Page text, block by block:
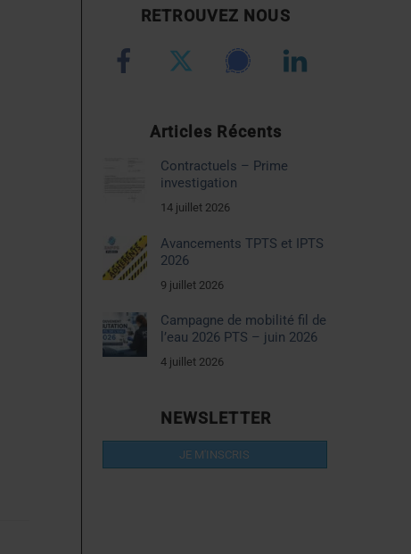
RETROUVEZ NOUS
Articles Récents
Contractuels – Prime
investigation
14 juillet 2026
Avancements TPTS et IPTS
2026
9 juillet 2026
Campagne de mobilité fil de
l’eau 2026 PTS – juin 2026
4 juillet 2026
NEWSLETTER
JE M'INSCRIS